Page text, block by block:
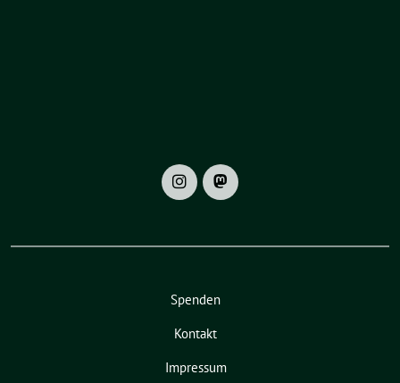
Spenden
Kontakt
Impressum